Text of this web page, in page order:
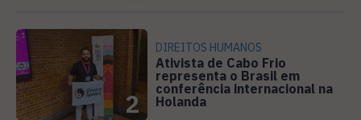
2
DIREITOS HUMANOS
Ativista de Cabo Frio
representa o Brasil em
conferência internacional na
Holanda